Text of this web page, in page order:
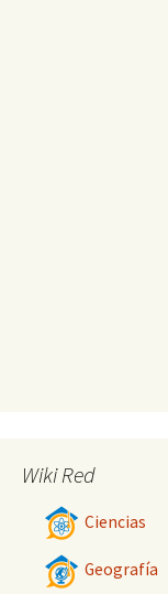
Wiki Red
Ciencias
Geografía